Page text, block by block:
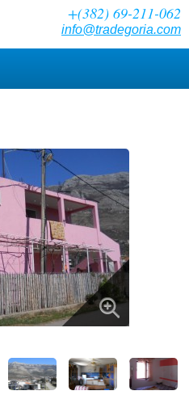
+(382) 69-211-062
info@tradegoria.com